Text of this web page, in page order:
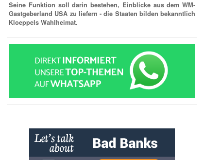
Seine Funktion soll darin bestehen, Einblicke aus dem WM-
Gastgeberland USA zu liefern - die Staaten bilden bekanntlich
Kloeppels Wahlheimat.